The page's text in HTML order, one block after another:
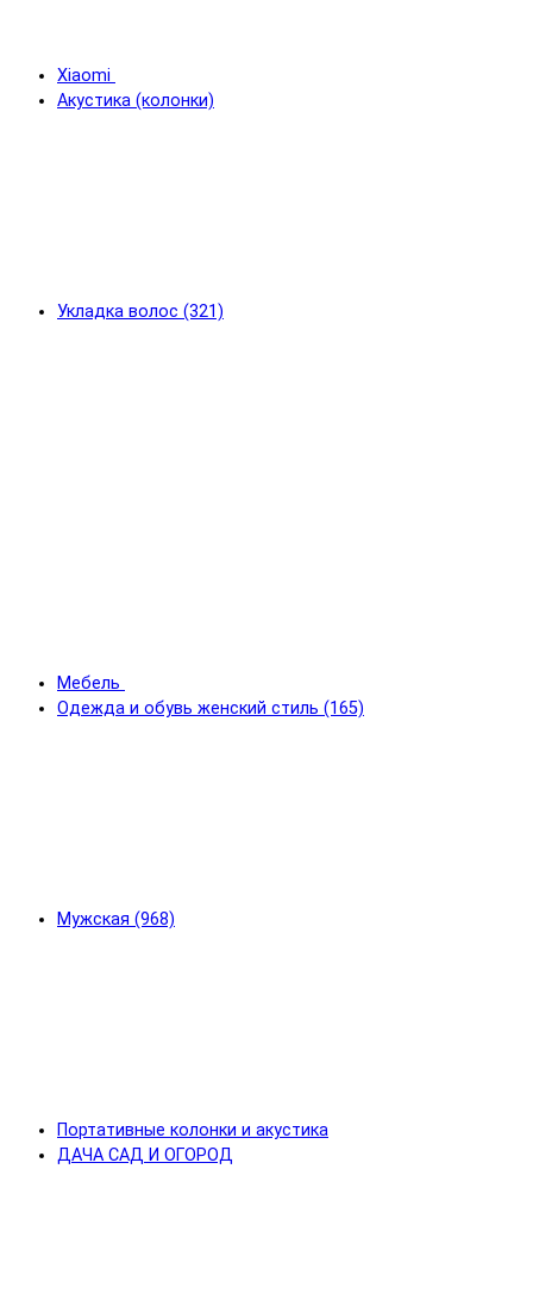
Xiaomi
Акустика (колонки)
Укладка волос (321)
Мебель
Одежда и обувь женский стиль (165)
Мужская (968)
Портативные колонки и акустика
ДАЧА САД И ОГОРОД